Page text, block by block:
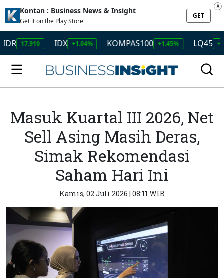
Kontan : Business News & Insight
Get it on the Play Store
GET
X
17.910 IDX +1.04% KOMPAS100 +1.45% LQ45 +1.50%
Masuk Kuartal III 2026, Net
Sell Asing Masih Deras,
Simak Rekomendasi
Saham Hari Ini
Kamis, 02 Juli 2026 | 08:11 WIB